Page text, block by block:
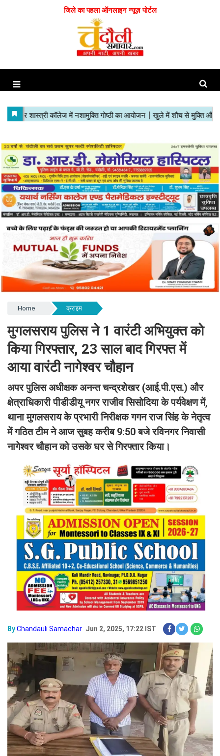
जिले का पहला ऑनलाइन न्यूज़ पोर्टल
Home क्राइम
मुगलसराय पुलिस ने 1 वारंटी अभियुक्त को
किया गिरफ्तार, 23 साल बाद गिरफ्त में
आया वारंटी नागेश्वर चौहान
अपर पुलिस अधीक्षक अनन्त चन्द्रशेखर (आई.पी.एस.) और
क्षेत्राधिकारी पीडीडीयू नगर राजीव सिसोदिया के पर्यवेक्षण में,
थाना मुगलसराय के प्रभारी निरीक्षक गगन राज सिंह के नेतृत्व
में गठित टीम ने आज सुबह करीब 9:50 बजे रविनगर निवासी
नागेश्वर चौहान को उसके घर से गिरफ्तार किया।
ByChandauli Samachar Jun 2, 2025, 17:22 IST